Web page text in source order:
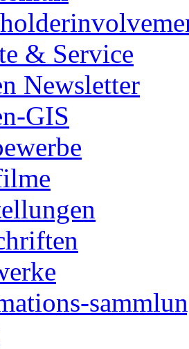
& Service
Newsletter
GIS